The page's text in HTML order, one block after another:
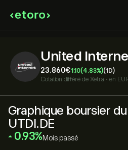
United
23.860‎€‎1.10(4.83%)(1D)
Cotation différé de Xetra • en
Graphique boursier
UTDI.DE
‎0.93‎ Mois passé